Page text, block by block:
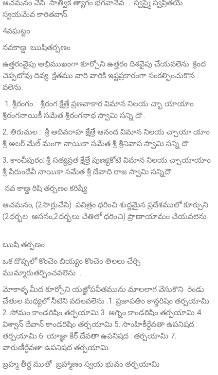
ఆచమనం చేసి సాత్విక త్యాగం భగవానేవ….. స్వస్మై స్వప్రీతయే
స్వయమేవ కారితవాన్.
4వఘట్టం
నవకాణ్డ ఋషితర్పణం
ఉత్తరంవైపు అభిముఖంగా కూర్చోని ఉత్తరం దిశవైపు చేయవలెను. క్రింద
చెప్పబోవు దివ్య క్షేతము వారి వారికి ఇష్టప్రకారంగా సంకల్పించుకొన
వలెను.
1. శ్రీరంగం : శ్రీరంగ క్షేత్రే ప్రణవాకార విమాన నిలయ చ్భా యాయాం
శ్రీరంగనాయికీ సమేత శ్రీరంగనాథ స్వామి సన్ని దౌ .
2. తిరుమల : శ్రీ ఆదివరాహ క్షేత్రే ఆనంద విమాన నిలయ చ్చాయా యాం
శ్రీ అలర్ మేల్ మంగా నాయికా సమేత శ్రీ శ్రీనివాస స్వామి సన్ని దౌ .
3. కాంచీపురం: శ్రీ సత్యవ్రత క్షేత్రే పుణ్యకోటి విమాన నిలయ చ్చాయాయాం
శ్రీ పేరుందేవీ నాయికా సమేత శ్రీ దేవాది రాజ స్వామి సన్నిదౌ .
నవ కాణ్డ రిషి తర్పణం కరిష్యే
ఆచమనం, (2సార్లుచేసి) పవిత్రం ధరించి శుద్దమైన ప్రదేశములో కూర్చుని.
(2ధర్భల ఆసనం,2దర్భలు చేతిలో ధరించి) ప్రాణాయామం చేయవలెను.
ఋషి తర్పణం
ఒక దొప్పలో కొంచెం బియ్యం కొంచెం తిలలు చేర్చి
ముమ్మారుతర్పించవలెను .
మోకాళ్ళ మీద కూర్చోని యజ్ఞోపవీతమును మాలలాగ వేసుకొని రెండు
చేతుల మధ్యలో నీటిని వదలవలెను .1. ప్రజాపతిం కాన్డరిషిం తర్పయామి
2. సోమం కాండరిషిం తర్పయామి 3. అగ్నిం కాండరిషిం తర్పయామి 4.
విశ్వాన్ దేవాన్ కాండరిషిం తర్పయామి 5. సాంహికీర్దేవతా ఉపనిషద :
తర్పయామి 6. యాజ్ఞా కీర్ దేవతా ఉపనిషద : తర్పయామి 7.
వారుణీర్దేవతా ఉపనిషద తర్పయామి.
బ్రహ్మ తీర్థ ముతో బ్రహ్మాణం స్వయ భువం తర్పయామి